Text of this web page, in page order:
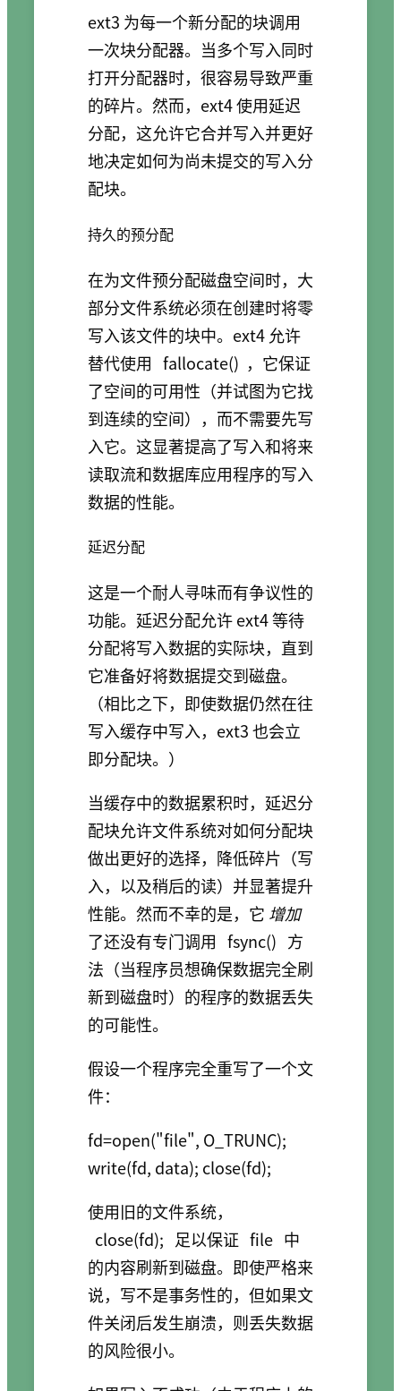
ext3 为每一个新分配的块调用
一次块分配器。当多个写入同时
打开分配器时，很容易导致严重
的碎片。然而，ext4 使用延迟
分配，这允许它合并写入并更好
地决定如何为尚未提交的写入分
配块。
持久的预分配
在为文件预分配磁盘空间时，大
部分文件系统必须在创建时将零
写入该文件的块中。ext4 允许
替代使用 fallocate() ，它保证
了空间的可用性（并试图为它找
到连续的空间），而不需要先写
入它。这显著提高了写入和将来
读取流和数据库应用程序的写入
数据的性能。
延迟分配
这是一个耐人寻味而有争议性的
功能。延迟分配允许 ext4 等待
分配将写入数据的实际块，直到
它准备好将数据提交到磁盘。
（相比之下，即使数据仍然在往
写入缓存中写入，ext3 也会立
即分配块。）
当缓存中的数据累积时，延迟分
配块允许文件系统对如何分配块
做出更好的选择，降低碎片（写
入，以及稍后的读）并显著提升
性能。然而不幸的是，它 增加
了还没有专门调用 fsync() 方
法（当程序员想确保数据完全刷
新到磁盘时）的程序的数据丢失
的可能性。
假设一个程序完全重写了一个文
件：
fd=open("file", O_TRUNC);
write(fd, data); close(fd);
使用旧的文件系统，
close(fd); 足以保证 file 中
的内容刷新到磁盘。即使严格来
说，写不是事务性的，但如果文
件关闭后发生崩溃，则丢失数据
的风险很小。